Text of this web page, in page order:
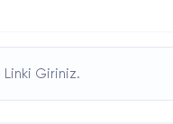
Linki Giriniz.